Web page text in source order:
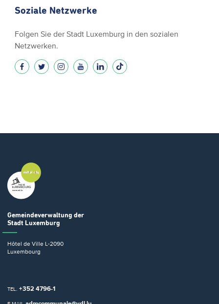
Soziale Netzwerke
Folgen Sie der Stadt Luxemburg in den sozialen
Netzwerken.
Gemeindeverwaltung der
Stadt Luxemburg
Hôtel de Ville L-2090
Luxembourg
TEL. +352 4796-1